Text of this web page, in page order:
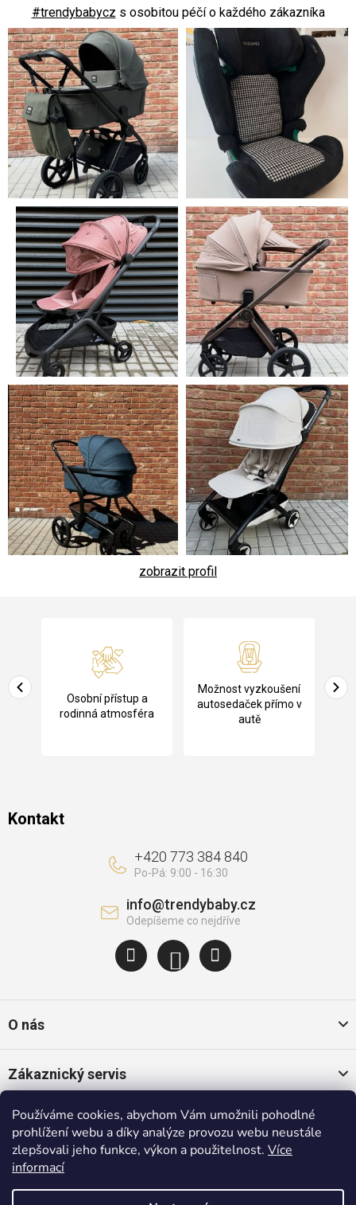
Používáme cookies, abychom Vám umožnili pohodlné
prohlížení webu a díky analýze provozu webu neustále
zlepšovali jeho funkce, výkon a použitelnost. Více
informací
#trendybabycz s osobitou péčí o každého zákazníka
zobrazit profil
a
Osobní přístup a
rodinná atmosféra
Možnost vyzkoušení
autosedaček přímo v
autě
Kontakt
info@trendybaby.cz
+420 773 384 840
O nás
Zákaznický servis
Oblíbené kategorie
Populární značky